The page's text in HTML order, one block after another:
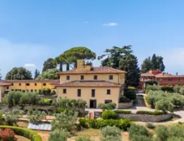
sazonais. A
por 9,5 hectares,
reconhecido na
azeite extra virgem
superiores.